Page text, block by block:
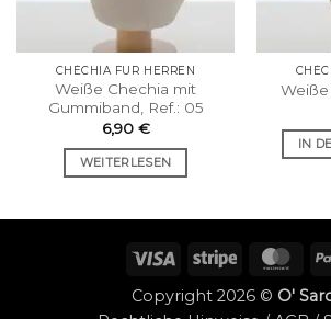
CHÉCHIA FÜR HERREN
Weiße Chechia mit
Gummiband, Ref.: 05
6,90 €
WEITERLESEN
Weiße
IN
Visum Streifen
Copyright 2026 © O'